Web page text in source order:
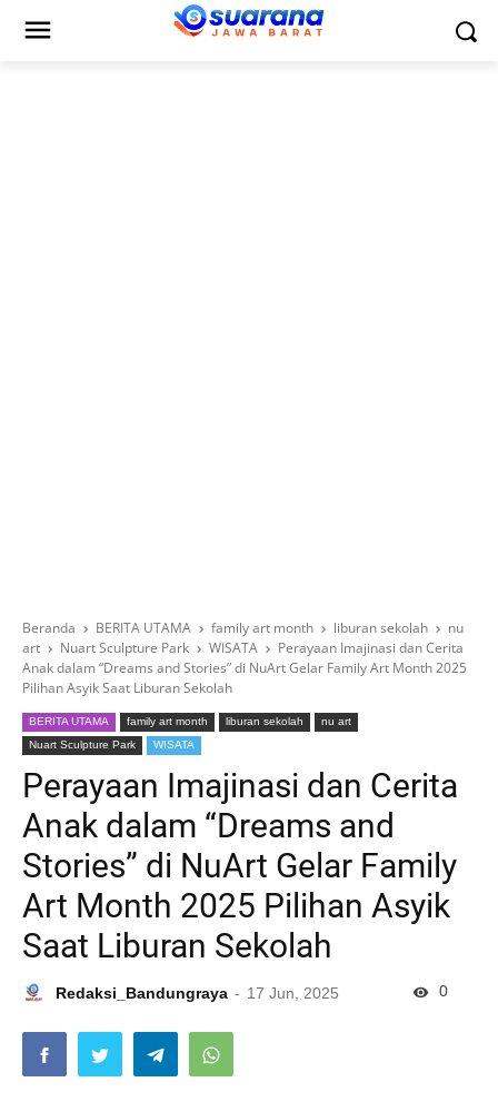
Beranda BERITA UTAMA family art month liburan sekolah
nu
art
Nuart Sculpture Park WISATA
Perayaan Imajinasi dan Cerita
Anak dalam “Dreams and Stories” di NuArt Gelar Family Art Month 2025
Pilihan Asyik Saat Liburan Sekolah
BERITA UTAMA family art month liburan sekolah
nu art
Nuart Sculpture Park
WISATA
Perayaan Imajinasi dan Cerita
Anak dalam “Dreams and
Stories” di NuArt Gelar Family
Art Month 2025 Pilihan Asyik
Saat Liburan Sekolah
Redaksi_Bandungraya 17 Jun, 2025 0